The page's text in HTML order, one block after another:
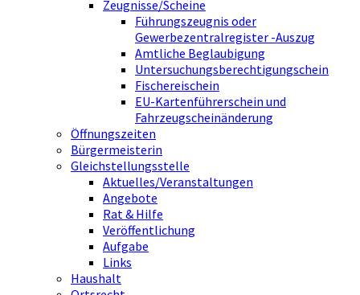
Zeugnisse/Scheine
Führungszeugnis oder
Gewerbezentralregister -Auszug
Amtliche Beglaubigung
Untersuchungsberechtigungschein
Fischereischein
EU-Kartenführerschein und
Fahrzeugscheinänderung
Öffnungszeiten
Bürgermeisterin
Gleichstellungsstelle
Aktuelles/Veranstaltungen
Angebote
Rat & Hilfe
Veröffentlichung
Aufgabe
Links
Haushalt